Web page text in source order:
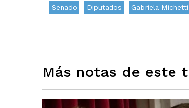
Senado Diputados Gabriela Michetti
Más notas de este